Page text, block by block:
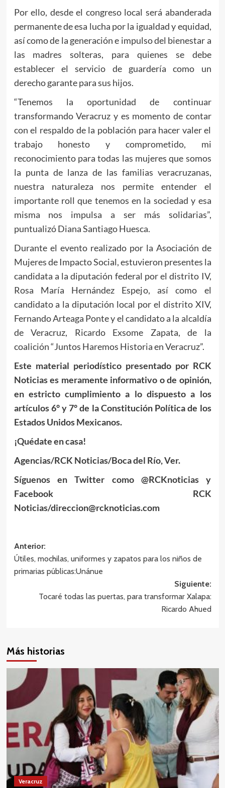
Por ello, desde el congreso local será abanderada
permanente de esa lucha por la igualdad y equidad,
así como de la generación e impulso del bienestar a
las madres solteras, para quienes se debe
establecer el servicio de guardería como un
derecho garante para sus hijos.
“Tenemos la oportunidad de continuar
transformando Veracruz y es momento de contar
con el respaldo de la población para hacer valer el
trabajo honesto y comprometido, mi
reconocimiento para todas las mujeres que somos
la punta de lanza de las familias veracruzanas,
nuestra naturaleza nos permite entender el
importante roll que tenemos en la sociedad y esa
misma nos impulsa a ser más solidarias”,
puntualizó Diana Santiago Huesca.
Durante el evento realizado por la Asociación de
Mujeres de Impacto Social, estuvieron presentes la
candidata a la diputación federal por el distrito IV,
Rosa María Hernández Espejo, así como el
candidato a la diputación local por el distrito XIV,
Fernando Arteaga Ponte y el candidato a la alcaldía
de Veracruz, Ricardo Exsome Zapata, de la
coalición “Juntos Haremos Historia en Veracruz”.
Este material periodístico presentado por RCK
Noticias es meramente informativo o de opinión,
en estricto cumplimiento a lo dispuesto a los
artículos 6° y 7° de la Constitución Política de los
Estados Unidos Mexicanos.
¡Quédate en casa!
Agencias/RCK Noticias/Boca del Río, Ver.
Síguenos en Twitter como @RCKnoticias y
Facebook RCK
Noticias/direccion@rcknoticias.com
Navegación
de
entradas
Anterior:
Útiles, mochilas, uniformes y zapatos para los niños de
primarias públicas:Unánue
Siguiente:
Tocaré todas las puertas, para transformar Xalapa:
Ricardo Ahued
Más historias
Veracruz